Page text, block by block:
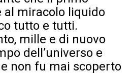
al miracolo liquido
tutto e tutti.
mille e di nuovo
dell’universo e
non fu mai scoperto